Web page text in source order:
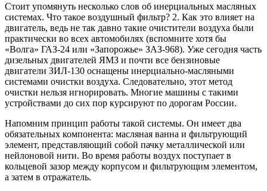
Стоит упомянуть несколько слов об инерциальных масляных
системах. Что такое воздушный фильтр? 2. Как это влияет на
двигатель, ведь не так давно такие очистители воздуха были
практически во всех автомобилях (вспомните хотя бы
«Волга» ГАЗ-24 или «Запорожье» ЗАЗ-968). Уже сегодня часть
дизельных двигателей ЯМЗ и почти все бензиновые
двигатели ЗИЛ-130 оснащены инерциально-масляными
системами очистки воздуха. Следовательно, этот метод
очистки нельзя игнорировать. Многие машины с такими
устройствами до сих пор курсируют по дорогам России.
Напомним принцип работы такой системы. Он имеет два
обязательных компонента: масляная ванна и фильтрующий
элемент, представляющий собой пачку металлической или
нейлоновой нити. Во время работы воздух поступает в
кольцевой зазор между корпусом и фильтрующим элементом,
а затем в отражатель.